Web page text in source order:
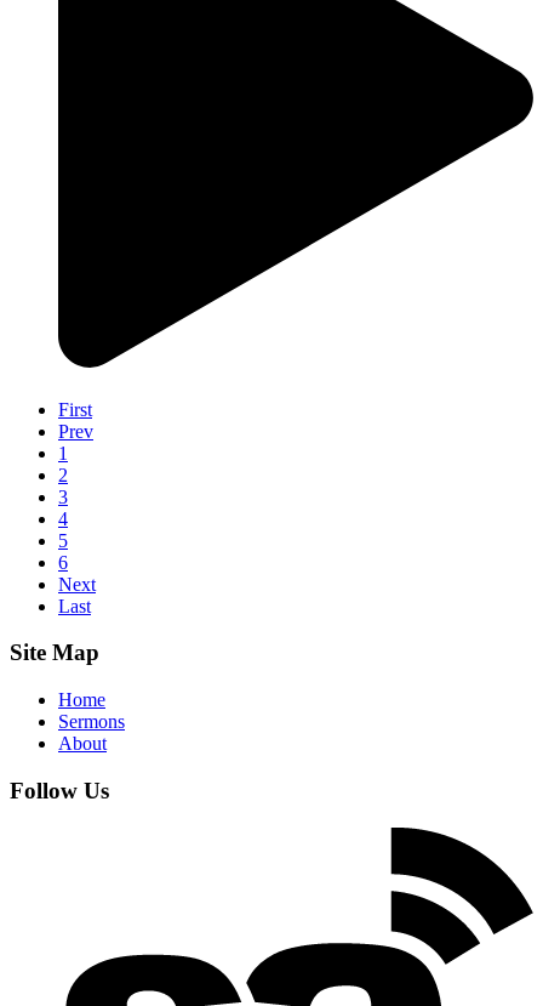
First
Prev
1
2
3
4
5
6
Next
Last
Site Map
Home
Sermons
About
Follow Us